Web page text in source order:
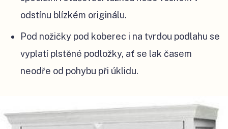
odstínu blízkém originálu.
Pod nožičky pod koberec i na tvrdou podlahu se
vyplatí plstěné podložky, ať se lak časem
neodře od pohybu při úklidu.